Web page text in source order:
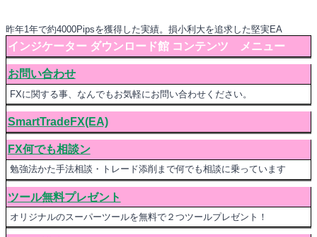
昨年1年で約4000Pipsを獲得した実績。損小利大を追求した堅実EA
インジケーター ダウンロード館 コンテンツ メニュー
お問い合わせ
FXに関する事、なんでもお気軽にお問い合わせください。
SmartTradeFX(EA)
FX何でも相談ン
勉強法かた手法相談・トレード添削まで何でも相談に乗っています
ツール無料プレゼント
オリジナルのスーパーツールを無料で２つツールプレゼント！